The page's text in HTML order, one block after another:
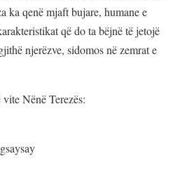
ka qenë mjaft bujare, humane e
që do ta bëjnë të jetojë
njerëzve, sidomos në zemrat e
Nënë Terezës: